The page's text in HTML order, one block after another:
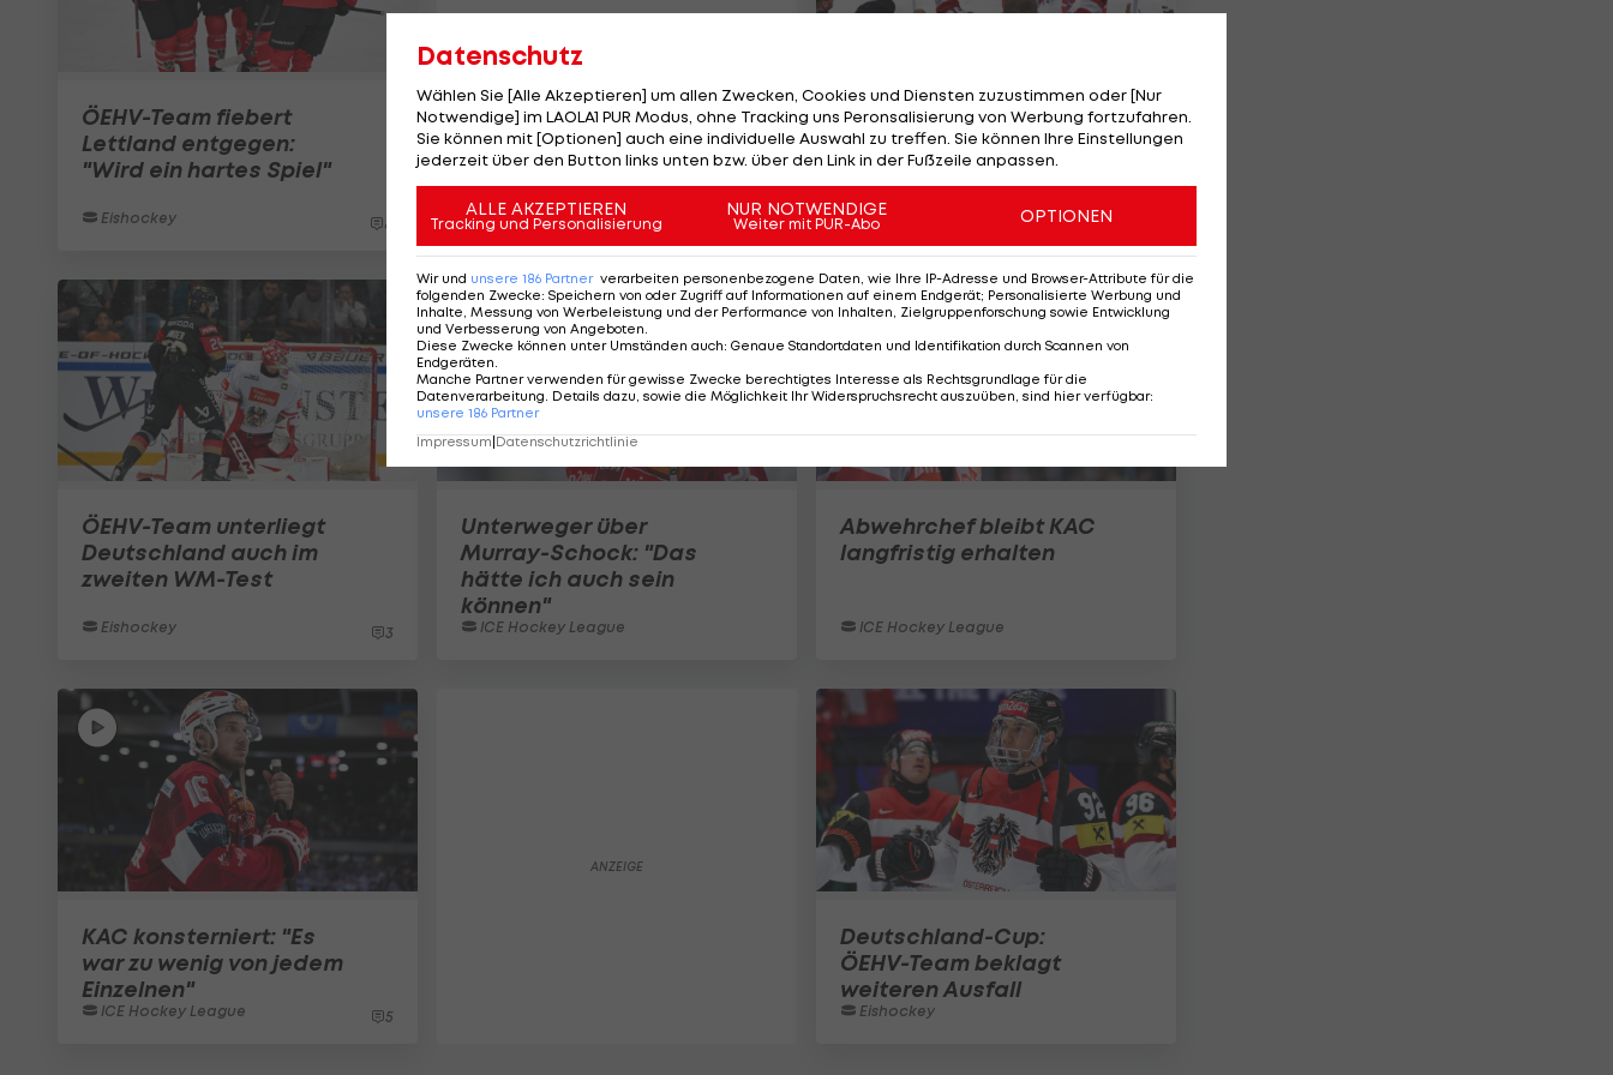
ÖEHV-Team fiebert
Lettland entgegen:
"Wird ein hartes Spiel"
Eishockey 8
Tabellenführer!
"Weltmeister werden
wir wahrscheinlich
nicht"
Eishockey WM
ÖEHV-Team unterliegt
Deutschland auch im
zweiten WM-Test
Eishockey 3
Unterweger über
Murray-Schock: "Das
hätte ich auch sein
können"
ICE Hockey League
Abwehrchef bleibt KAC
langfristig erhalten
ICE Hockey League
KAC konsterniert: "Es
war zu wenig von jedem
Einzelnen"
ICE Hockey League 5
Deutschland-Cup:
ÖEHV-Team beklagt
weiteren Ausfall
Eishockey
Datenschutz
Wählen Sie [Alle Akzeptieren] um allen Zwecken, Cookies und Diensten zuzustimmen oder [Nur
Notwendige] im LAOLA1 PUR Modus, ohne Tracking uns Peronsalisierung von Werbung fortzufahren.
Sie können mit [Optionen] auch eine individuelle Auswahl zu treffen. Sie können Ihre Einstellungen
jederzeit über den Button links unten bzw. über den Link in der Fußzeile anpassen.
ALLE AKZEPTIEREN
Tracking und Personalisierung
NUR NOTWENDIGE
Weiter mit PUR-Abo OPTIONEN
Wir und unsere 186 Partner verarbeiten personenbezogene Daten, wie Ihre IP-Adresse und Browser-Attribute für die
folgenden Zwecke: Speichern von oder Zugriff auf Informationen auf einem Endgerät; Personalisierte Werbung und
Inhalte, Messung von Werbeleistung und der Performance von Inhalten, Zielgruppenforschung sowie Entwicklung
und Verbesserung von Angeboten.
Diese Zwecke können unter Umständen auch: Genaue Standortdaten und Identifikation durch Scannen von
Endgeräten.
Manche Partner verwenden für gewisse Zwecke berechtigtes Interesse als Rechtsgrundlage für die
Datenverarbeitung. Details dazu, sowie die Möglichkeit Ihr Widerspruchsrecht auszuüben, sind hier verfügbar:
unsere 186 Partner
Impressum Datenschutzrichtlinie